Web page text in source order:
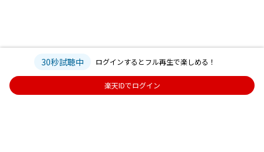
30秒試聴中 ログインするとフル再生で楽しめる！
楽天IDでログイン